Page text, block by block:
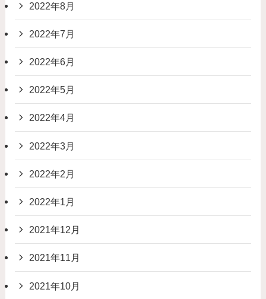
2022年8月
2022年7月
2022年6月
2022年5月
2022年4月
2022年3月
2022年2月
2022年1月
2021年12月
2021年11月
2021年10月